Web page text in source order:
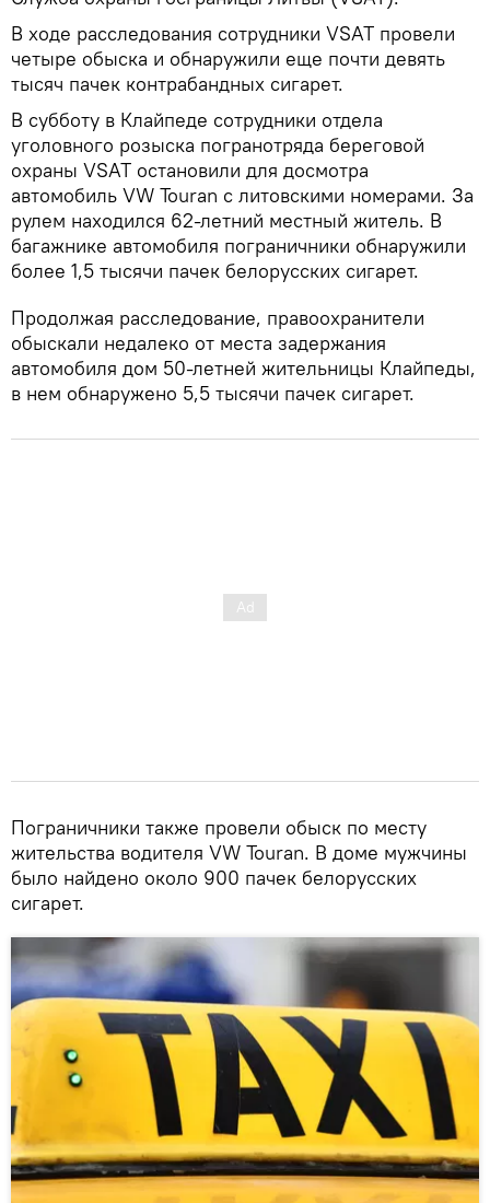
В ходе расследования сотрудники VSAT провели
четыре обыска и обнаружили еще почти девять
тысяч пачек контрабандных сигарет.
В субботу в Клайпеде сотрудники отдела
уголовного розыска погранотряда береговой
охраны VSAT остановили для досмотра
автомобиль VW Touran с литовскими номерами. За
рулем находился 62-летний местный житель. В
багажнике автомобиля пограничники обнаружили
более 1,5 тысячи пачек белорусских сигарет.
Продолжая расследование, правоохранители
обыскали недалеко от места задержания
автомобиля дом 50-летней жительницы Клайпеды,
в нем обнаружено 5,5 тысячи пачек сигарет.
Пограничники также провели обыск по месту
жительства водителя VW Touran. В доме мужчины
было найдено около 900 пачек белорусских
сигарет.